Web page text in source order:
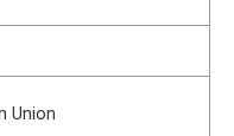
Union